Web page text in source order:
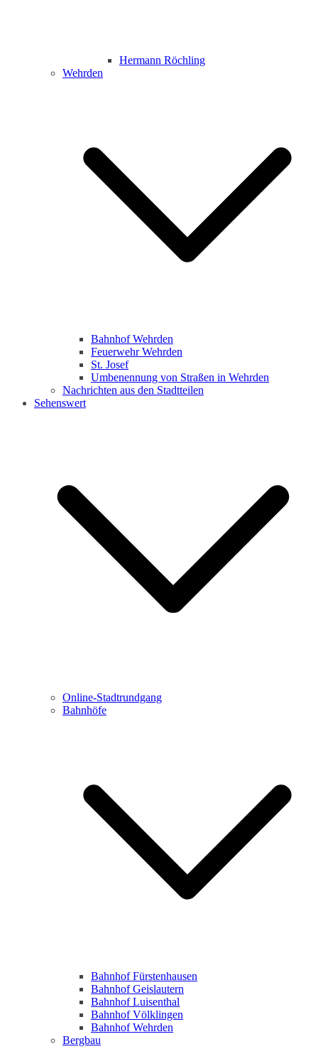
Hermann Röchling
Wehrden
Bahnhof Wehrden
Feuerwehr Wehrden
St. Josef
Umbenennung von Straßen in Wehrden
Nachrichten aus den Stadtteilen
Sehenswert
Online-Stadtrundgang
Bahnhöfe
Bahnhof Fürstenhausen
Bahnhof Geislautern
Bahnhof Luisenthal
Bahnhof Völklingen
Bahnhof Wehrden
Bergbau